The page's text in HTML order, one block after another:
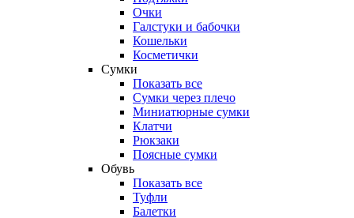
Очки
Галстуки и бабочки
Кошельки
Косметички
Сумки
Показать все
Сумки через плечо
Миниатюрные cумки
Клатчи
Рюкзаки
Поясные сумки
Обувь
Показать все
Туфли
Балетки